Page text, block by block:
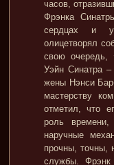
часов,
Фрэнка
сердцах и
олицетворял
свою очередь,
Уэйн Синатра
жены Нэнси
мастерству
отметил, что
роль
наручные
прочны, точны,
службы. Фрэнк